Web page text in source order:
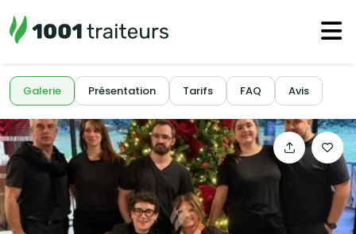
Galerie Présentation Tarifs FAQ Avis